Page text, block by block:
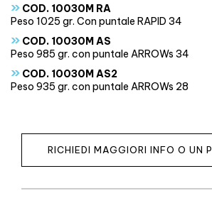
» COD. 10030M RA
Peso 1025 gr. Con puntale RAPID 34
» COD. 10030M AS
Peso 985 gr. con puntale ARROWs 34
» COD. 10030M AS2
Peso 935 gr. con puntale ARROWs 28
RICHIEDI MAGGIORI INFO O UN